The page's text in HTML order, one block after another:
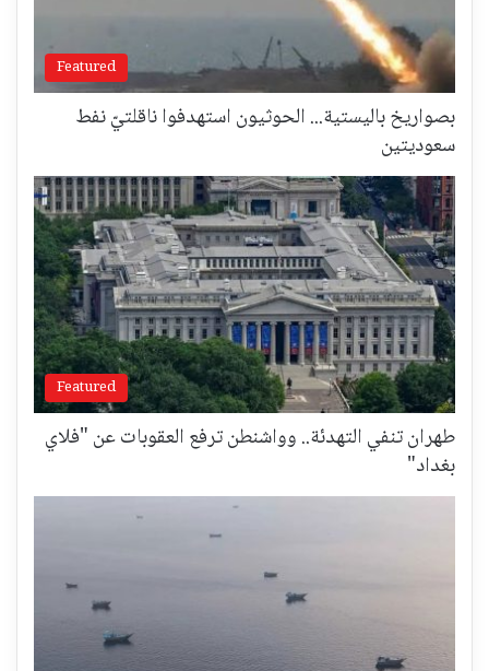
Featured
بصواريخ باليستية... الحوثيون استهدفوا ناقلتيّ نفط
سعوديتين
Featured
طهران تنفي التهدئة.. وواشنطن ترفع العقوبات عن "فلاي
بغداد"